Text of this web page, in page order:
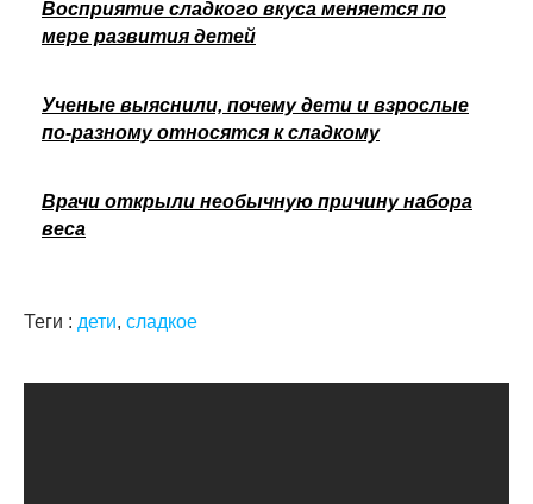
Восприятие сладкого вкуса меняется по
мере развития детей
Ученые выяснили, почему дети и взрослые
по-разному относятся к сладкому
Врачи открыли необычную причину набора
веса
Теги : дети, сладкое